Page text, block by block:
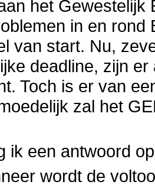
het Gewestelijk
in en
van start. Nu,
deadline, zijn
Toch is er van
zal het
ik een antwoord
wordt de